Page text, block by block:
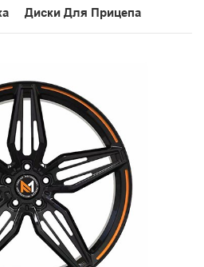
Диски Для Прицепа